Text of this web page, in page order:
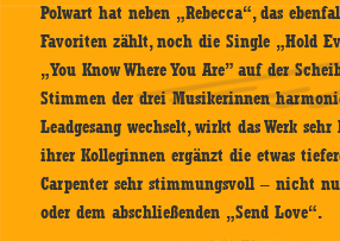
Polwart hat neben „Rebecca“, das
Favoriten zählt, noch die Single „Hold
„You Know Where You Are” auf der
Stimmen der drei Musikerinnen
Leadgesang wechselt, wirkt das Werk
ihrer Kolleginnen ergänzt die etwas
Carpenter sehr stimmungsvoll – nicht
oder dem abschließenden „Send Love“.